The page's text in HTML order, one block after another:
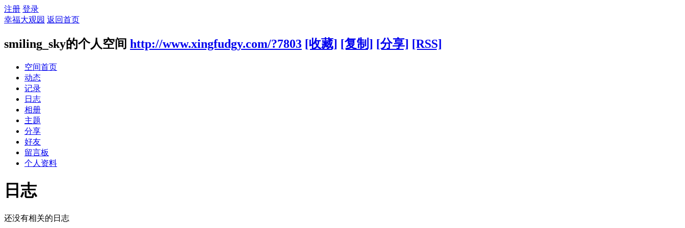
注册 登录
幸福大观园 返回首页
smiling_sky的个人空间 http://www.xingfudgy.com/?7803 [收藏] [复制] [分享] [RSS]
空间首页
动态
记录
日志
相册
主题
分享
好友
留言板
个人资料
日志
还没有相关的日志